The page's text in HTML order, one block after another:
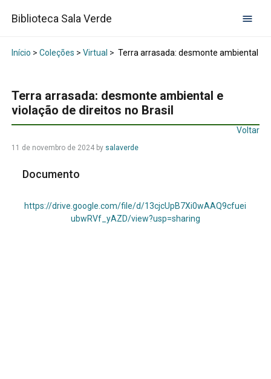
Biblioteca Sala Verde
Início > Coleções > Virtual > Terra arrasada: desmonte ambiental e
Terra arrasada: desmonte ambiental e
violação de direitos no Brasil
Voltar
11 de novembro de 2024by salaverde
Documento
https://drive.google.com/file/d/13cjcUpB7Xi0wAAQ9cfuei
ubwRVf_yAZD/view?usp=sharing